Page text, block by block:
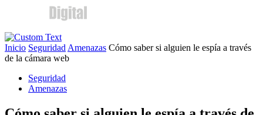
Inicio Seguridad Amenazas Cómo saber si alguien le espía a través
de la cámara web
Seguridad
Amenazas